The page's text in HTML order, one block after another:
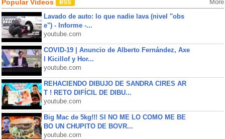
Popular Videos More
Lavado de auto: lo que nadie lava (nivel "obs
e") - Informe -...
youtube.com
COVID-19 | Anuncio de Alberto Fernández, Axe
l Kicillof y Hor...
youtube.com
REHACIENDO DIBUJO DE SANDRA CIRES AR
T ! RETO DIFÍCIL DE DIBU...
youtube.com
Big Mac de 5kg!!! SI NO ME LO COMO ME BE
BO UN CHUPITO DE BOVR...
youtube.com